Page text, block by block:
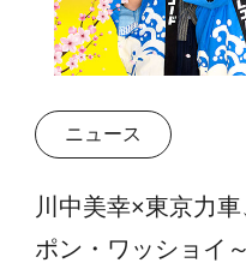
ニュース
川中美幸×東京力
ポン・ワッショイ